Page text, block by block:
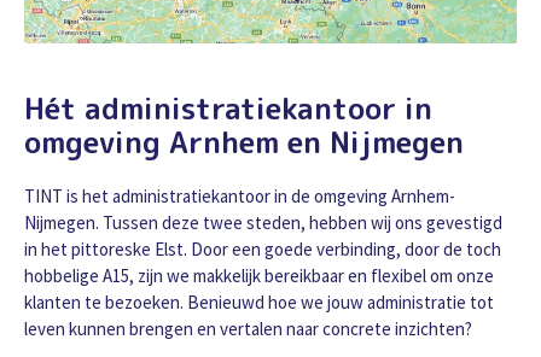
Hét administratiekantoor in
omgeving Arnhem en Nijmegen
TINT is het administratiekantoor in de omgeving Arnhem-
Nijmegen. Tussen deze twee steden, hebben wij ons gevestigd
in het pittoreske Elst. Door een goede verbinding, door de toch
hobbelige A15, zijn we makkelijk bereikbaar en flexibel om onze
klanten te bezoeken. Benieuwd hoe we jouw administratie tot
leven kunnen brengen en vertalen naar concrete inzichten?